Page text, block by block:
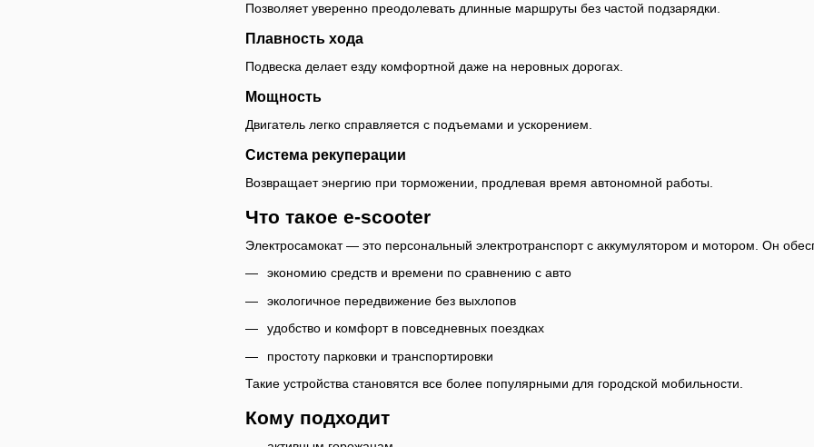
Позволяет уверенно преодолевать длинные маршруты без частой подзарядки.
Плавность хода
Подвеска делает езду комфортной даже на неровных дорогах.
Мощность
Двигатель легко справляется с подъемами и ускорением.
Система рекуперации
Возвращает энергию при торможении, продлевая время автономной работы.
Что такое e-scooter
Электросамокат — это персональный электротранспорт с аккумулятором и мотором. Он
экономию средств и времени по сравнению с авто
экологичное передвижение без выхлопов
удобство и комфорт в повседневных поездках
простоту парковки и транспортировки
Такие устройства становятся все более популярными для городской мобильности.
Кому подходит